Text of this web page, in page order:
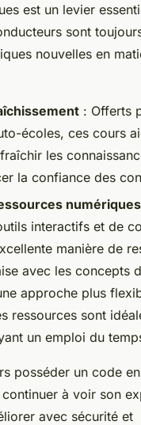
est un levier
sont
nouvelles en
: Offerts
écoles, ces cours
les
la confiance des
numériques
interactifs et de
manière de
avec les concepts
approche plus
ressources sont
un emploi du
posséder un code
à voir son
avec sécurité et